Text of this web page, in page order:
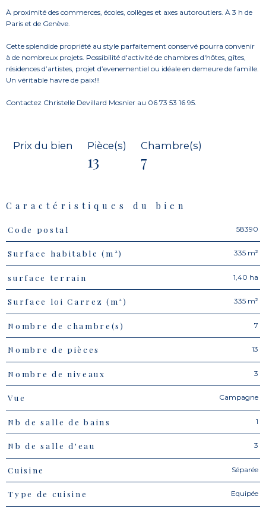
À proximité des commerces, écoles, collèges et axes autoroutiers. À 3 h de
Paris et de Genève.
Cette splendide propriété au style parfaitement conservé pourra convenir
à de nombreux projets. Possibilité d'activité de chambres d'hôtes, gîtes,
résidences d’artistes, projet d’evenementiel ou idéale en demeure de famille.
Un véritable havre de paix!!!
Contactez Christelle Devillard Mosnier au 06 73 53 16 95.
Prix du bien Pièce(s)
13
Chambre(s)
7
Caractéristiques du bien
Caractéristiques Valeurs
Code postal 58390
Surface habitable (m²) 335 m²
surface terrain 1,40 ha
Surface loi Carrez (m²) 335 m²
Nombre de chambre(s) 7
Nombre de pièces 13
Nombre de niveaux 3
Vue Campagne
Nb de salle de bains 1
Nb de salle d'eau 3
Cuisine Séparée
Type de cuisine Equipée